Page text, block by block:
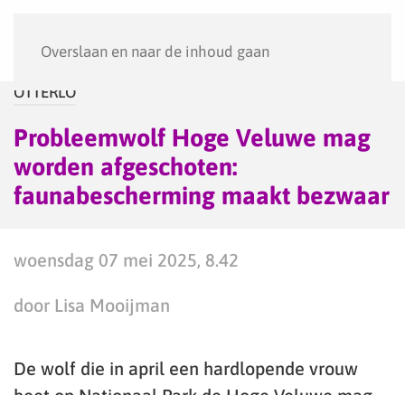
Overslaan en naar de inhoud gaan
OTTERLO
Probleemwolf Hoge Veluwe mag
worden afgeschoten:
faunabescherming maakt bezwaar
woensdag 07 mei 2025, 8.42
door Lisa Mooijman
De wolf die in april een hardlopende vrouw